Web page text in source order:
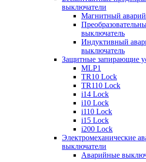
выключатели
Магнитный
выключатель
Индуктивный
выключатель
Защитные запирающие
MLP1
TR10 Lock
TR110 Lock
i14 Lock
i10 Lock
i110 Lock
i15 Lock
i200 Lock
Электромеханические
выключатели
Аварийные